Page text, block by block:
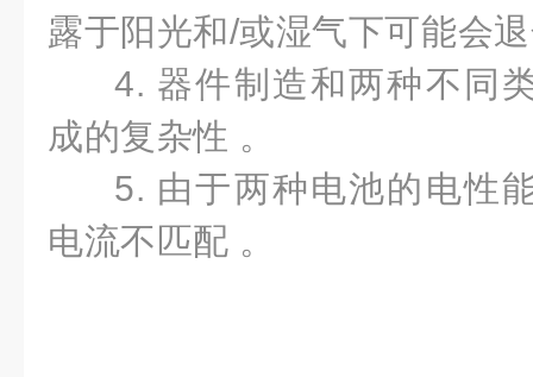
露于阳光和/或湿气下可能会
4. 器件制造和两种不同
成的复杂性 。
5. 由于两种电池的电性
电流不匹配 。